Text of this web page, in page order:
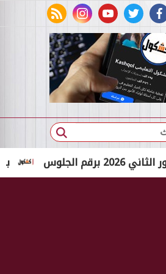
facebook
twitter
youtube
instagram
rss feed
بالاسم الثلاثي